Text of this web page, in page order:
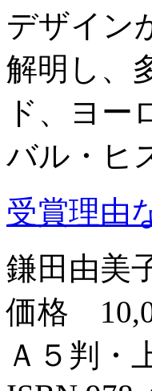
デザイン
解明し、
ド、ヨー
バル・ヒ
受賞理由
鎌田由美
価格
Ａ５判・